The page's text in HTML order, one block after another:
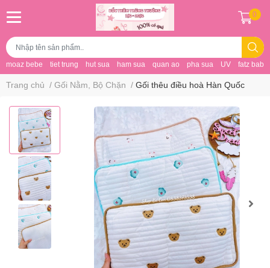
moaz bebe tiet trung hut sua ham sua quan ao pha sua UV fatz baby
0
Trang chủ / Gối Nằm, Bộ Chặn / Gối thêu điều hoà Hàn Quốc